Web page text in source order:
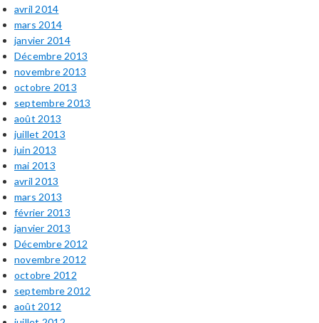
avril 2014
mars 2014
janvier 2014
Décembre 2013
novembre 2013
octobre 2013
septembre 2013
août 2013
juillet 2013
juin 2013
mai 2013
avril 2013
mars 2013
février 2013
janvier 2013
Décembre 2012
novembre 2012
octobre 2012
septembre 2012
août 2012